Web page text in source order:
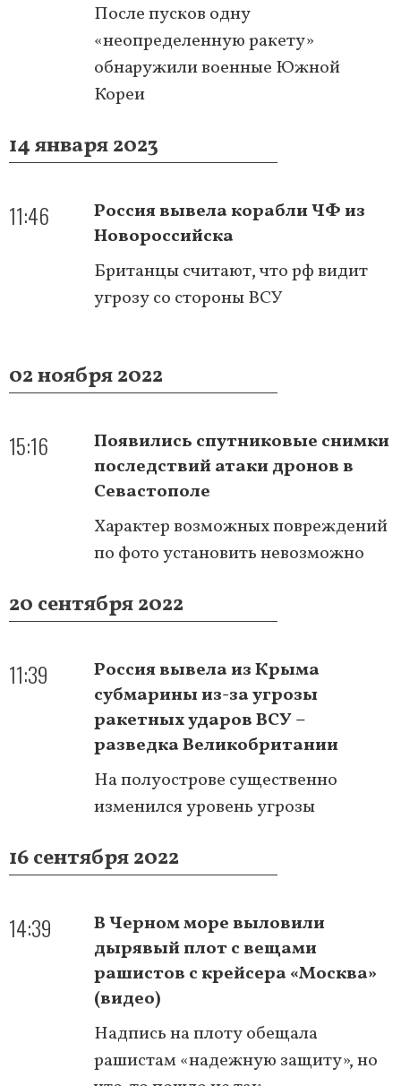
После пусков одну
«неопределенную ракету»
обнаружили военные Южной
Кореи
14 января 2023
11:46
Россия вывела корабли ЧФ из
Новороссийска
Британцы считают, что рф видит
угрозу со стороны ВСУ
02 ноября 2022
15:16
Появились спутниковые снимки
последствий атаки дронов в
Севастополе
Характер возможных повреждений
по фото установить невозможно
20 сентября 2022
11:39
Россия вывела из Крыма
субмарины из-за угрозы
ракетных ударов ВСУ –
разведка Великобритании
На полуострове существенно
изменился уровень угрозы
16 сентября 2022
14:39
В Черном море выловили
дырявый плот с вещами
рашистов с крейсера «Москва»
(видео)
Надпись на плоту обещала
рашистам «надежную защиту», но